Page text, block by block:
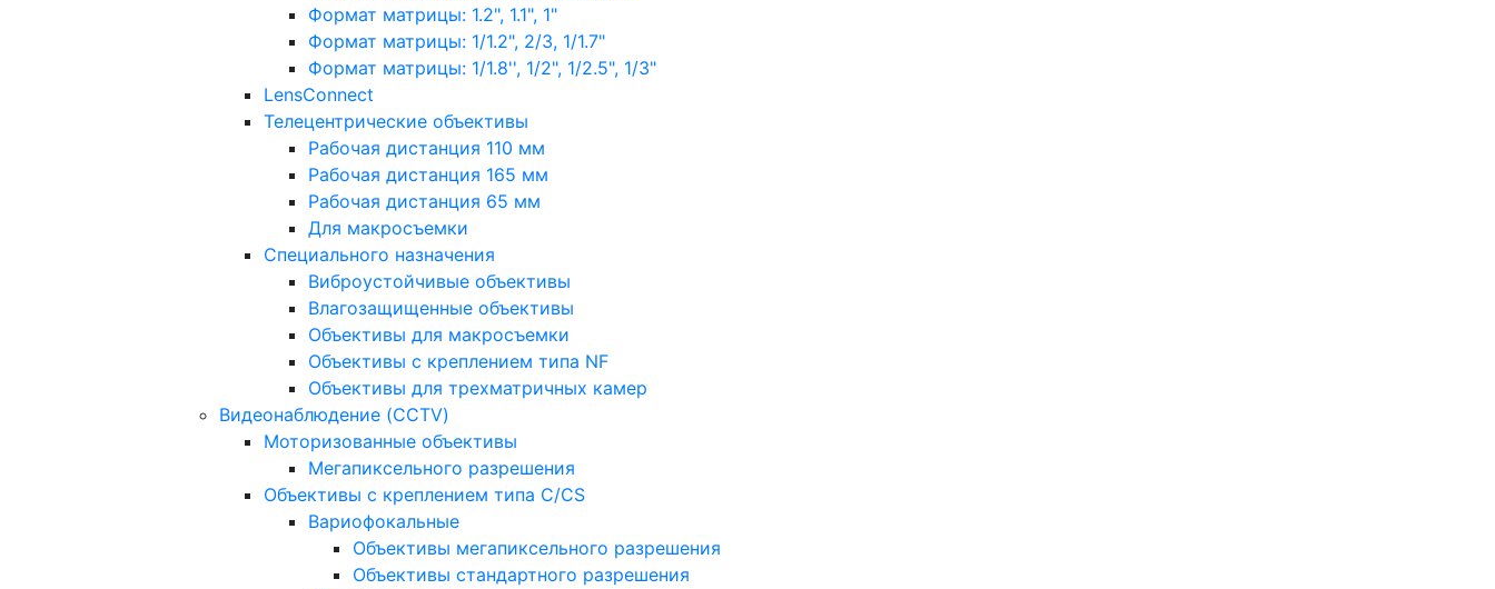
Формат матрицы: 1.2", 1.1", 1"
Формат матрицы: 1/1.2", 2/3, 1/1.7"
Формат матрицы: 1/1.8'', 1/2", 1/2.5", 1/3"
LensConnect
Телецентрические объективы
Рабочая дистанция 110 мм
Рабочая дистанция 165 мм
Рабочая дистанция 65 мм
Для макросъемки
Специального назначения
Виброустойчивые объективы
Влагозащищенные объективы
Объективы для макросъемки
Объективы с креплением типа NF
Объективы для трехматричных камер
Видеонаблюдение (CCTV)
Моторизованные объективы
Мегапиксельного разрешения
Объективы с креплением типа C/CS
Вариофокальные
Объективы мегапиксельного разрешения
Объективы стандартного разрешения